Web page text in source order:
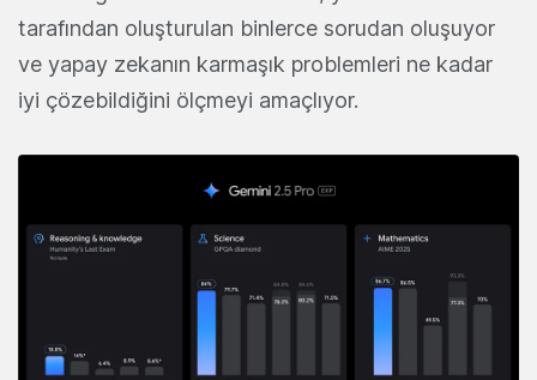
tarafından oluşturulan binlerce sorudan oluşuyor
ve yapay zekanın karmaşık problemleri ne kadar
iyi çözebildiğini ölçmeyi amaçlıyor.